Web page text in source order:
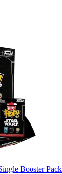
Booster Pack